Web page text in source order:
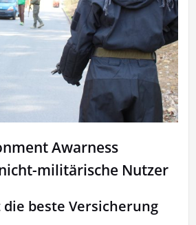
Awarness
militärische Nutzer
beste Versicherung